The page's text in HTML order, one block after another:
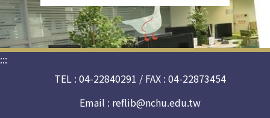
:::
TEL : 04-22840291 / FAX : 04-22873454
Email : reflib@nchu.edu.tw